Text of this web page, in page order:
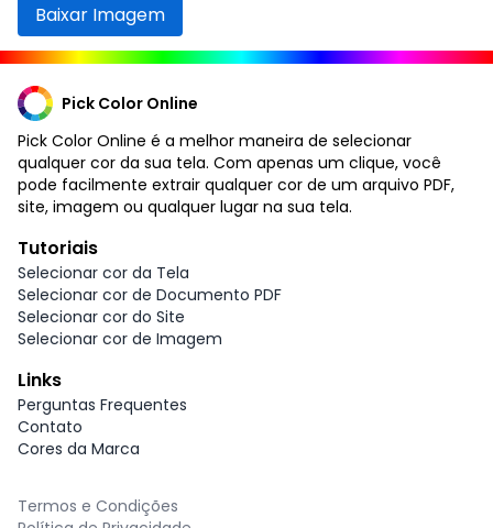
Baixar Imagem
Pick Color Online
Pick Color Online é a melhor maneira de selecionar
qualquer cor da sua tela. Com apenas um clique, você
pode facilmente extrair qualquer cor de um arquivo PDF,
site, imagem ou qualquer lugar na sua tela.
Tutoriais
Selecionar cor da Tela
Selecionar cor de Documento PDF
Selecionar cor do Site
Selecionar cor de Imagem
Links
Perguntas Frequentes
Contato
Cores da Marca
Termos e Condições